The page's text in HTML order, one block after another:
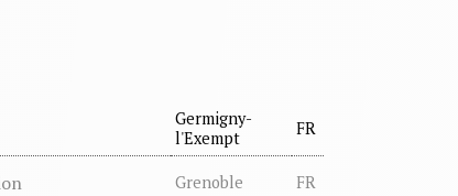
Germigny-
l'Exempt
FR
Grenoble FR